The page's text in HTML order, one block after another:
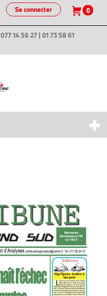
Se connecter 0
| 077 14 56 27 | 01 73 58 61